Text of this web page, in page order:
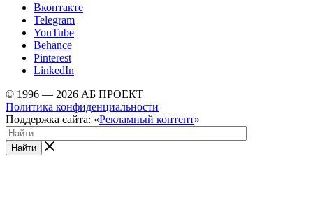
Вконтакте
Telegram
YouTube
Behance
Pinterest
LinkedIn
© 1996 — 2026 АБ ПРОЕКТ
Политика конфиденциальности
Поддержка сайта: «Рекламный контент»
Найти